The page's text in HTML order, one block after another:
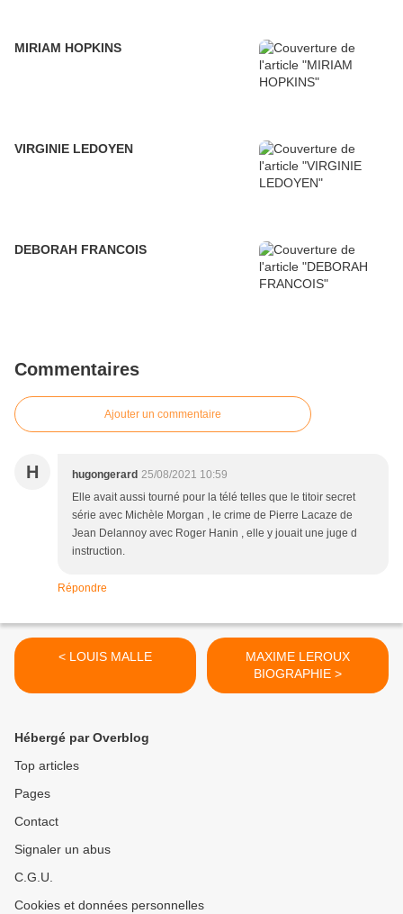
MIRIAM HOPKINS
VIRGINIE LEDOYEN
DEBORAH FRANCOIS
Commentaires
Ajouter un commentaire
H hugongerard 25/08/2021 10:59
Elle avait aussi tourné pour la télé telles que le titoir secret
série avec Michèle Morgan , le crime de Pierre Lacaze de
Jean Delannoy avec Roger Hanin , elle y jouait une juge d
instruction.
Répondre
< LOUIS MALLE
MAXIME LEROUX
BIOGRAPHIE >
Hébergé par Overblog
Top articles
Pages
Contact
Signaler un abus
C.G.U.
Cookies et données personnelles